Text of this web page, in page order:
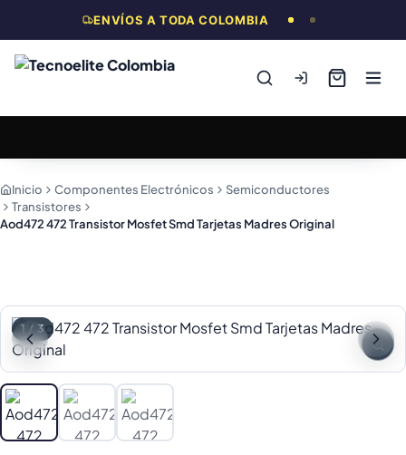
ENVÍOS A TODA COLOMBIA
Inicio Componentes Electrónicos
Semiconductores
Transistores
Aod472 472 Transistor Mosfet Smd Tarjetas Madres Original
1/ 3